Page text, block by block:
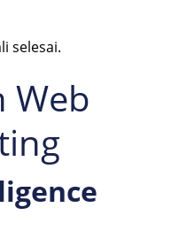
selesai.
Web